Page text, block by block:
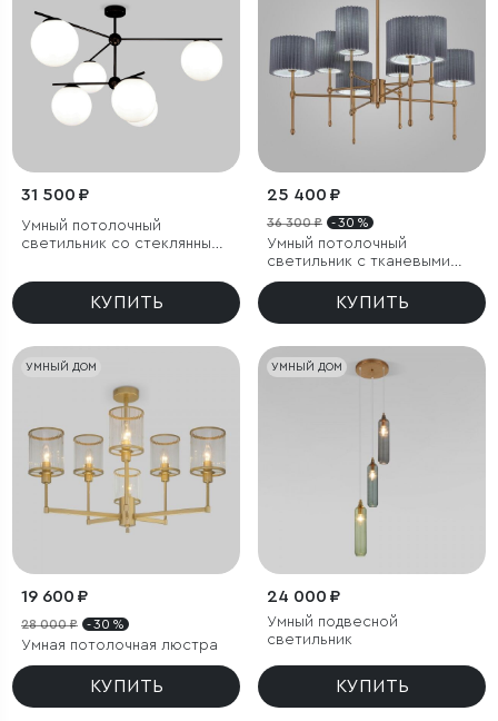
31 500 ₽
Умный потолочный
светильник со стеклянными
КУПИТЬ
25 400 ₽
36 300 ₽ - 30 %
Умный потолочный
светильник с тканевыми
абажурами
КУПИТЬ
УМНЫЙ ДОМ
19 600 ₽
28 000 ₽ - 30 %
Умная потолочная люстра
КУПИТЬ
УМНЫЙ ДОМ
24 000 ₽
Умный подвесной
светильник
КУПИТЬ